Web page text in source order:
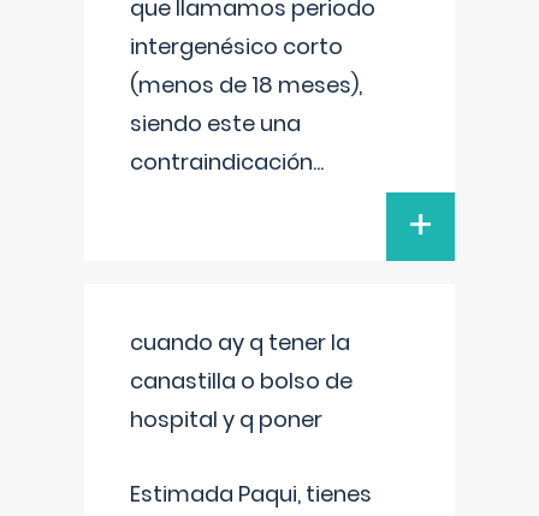
que llamamos periodo
intergenésico corto
(menos de 18 meses),
siendo este una
contraindicación...
+
cuando ay q tener la
canastilla o bolso de
hospital y q poner
Estimada Paqui, tienes